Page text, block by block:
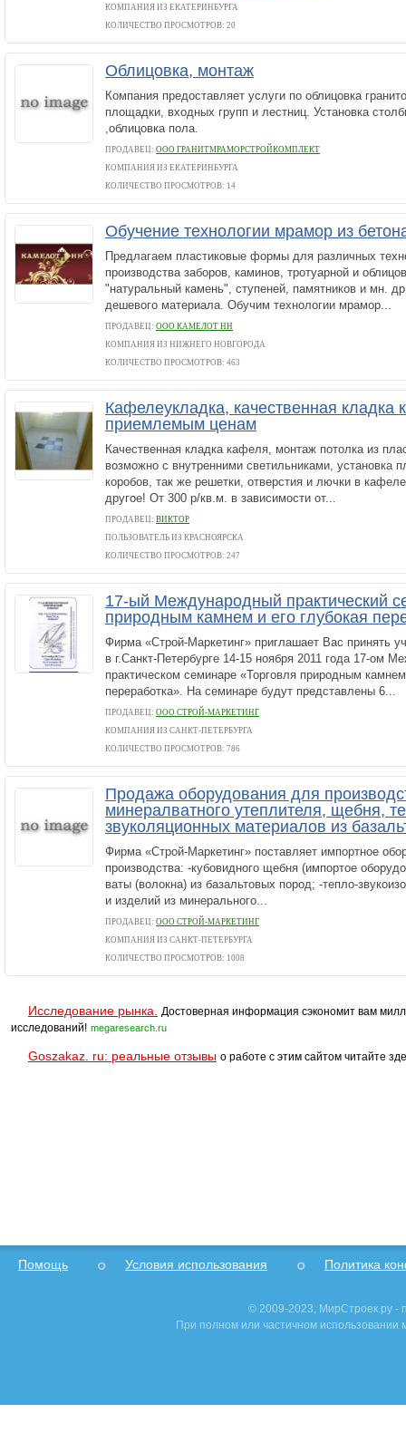
КОМПАНИЯ ИЗ ЕКАТЕРИНБУРГА
КОЛИЧЕСТВО ПРОСМОТРОВ: 20
Облицовка, монтаж
Компания предоставляет услуги по облицовка
площадки, входных групп и лестниц. Установка
,облицовка пола.
ПРОДАВЕЦ: ООО ГРАНИТМРАМОРСТРОЙКОМПЛЕКТ
КОМПАНИЯ ИЗ ЕКАТЕРИНБУРГА
КОЛИЧЕСТВО ПРОСМОТРОВ: 14
Обучение технологии мрамор из
Предлагаем пластиковые формы для различных
производства заборов, каминов, тротуарной и
"натуральный камень", ступеней, памятников и мн.
дешевого материала. Обучим технологии мрамор...
ПРОДАВЕЦ: ООО КАМЕЛОТ НН
КОМПАНИЯ ИЗ НИЖНЕГО НОВГОРОДА
КОЛИЧЕСТВО ПРОСМОТРОВ: 463
Кафелеукладка, качественная кладка
приемлемым ценам
Качественная кладка кафеля, монтаж потолка из
возможно с внутренними светильниками, установка
коробов, так же решетки, отверстия и лючки в
другое! От 300 р/кв.м. в зависимости от...
ПРОДАВЕЦ: ВИКТОР
ПОЛЬЗОВАТЕЛЬ ИЗ КРАСНОЯРСКА
КОЛИЧЕСТВО ПРОСМОТРОВ: 247
17-ый Международный практический
природным камнем и его глубокая
Фирма «Строй-Маркетинг» приглашает Вас принять
в г.Санкт-Петербурге 14-15 ноября 2011 года 17-ом
практическом семинаре «Торговля природным
переработка». На семинаре будут представлены 6...
ПРОДАВЕЦ: ООО СТРОЙ-МАРКЕТИНГ
КОМПАНИЯ ИЗ САНКТ-ПЕТЕРБУРГА
КОЛИЧЕСТВО ПРОСМОТРОВ: 786
Продажа оборудования для
минералватного утеплителя, щебня,
звуколяционных материалов из
Фирма «Строй-Маркетинг» поставляет импортное
производства: -кубовидного щебня (импортое
ваты (волокна) из базальтовых пород; -тепло-
и изделий из минерального...
ПРОДАВЕЦ: ООО СТРОЙ-МАРКЕТИНГ
КОМПАНИЯ ИЗ САНКТ-ПЕТЕРБУРГА
КОЛИЧЕСТВО ПРОСМОТРОВ: 1008
Исследование рынка.
Достоверная информация сэкономит вам
исследований! megaresearch.ru
Goszakaz. ru: реальные отзывы о работе с этим сайтом читайте
Помощь Условия использования Политика
© 2009-2023, МирСтроек.ру -
При полном или частичном использовании